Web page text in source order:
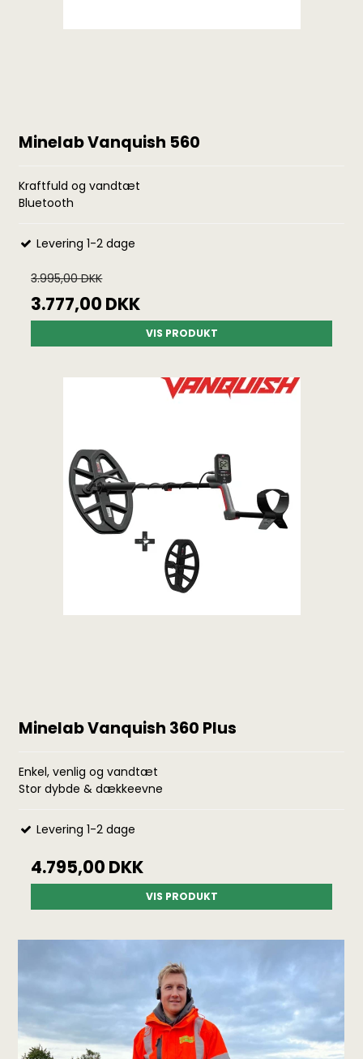
Minelab Vanquish 560
Kraftfuld og vandtæt
Bluetooth
Levering 1-2 dage
3.995,00 DKK
3.777,00 DKK
VIS PRODUKT
Minelab Vanquish 360 Plus
Enkel, venlig og vandtæt
Stor dybde & dækkeevne
Levering 1-2 dage
4.795,00 DKK
VIS PRODUKT